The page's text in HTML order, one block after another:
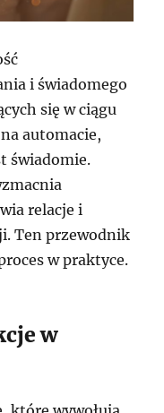
i świadomego
się w ciągu
automacie,
świadomie.
relacje i
Ten przewodnik
w praktyce.
w